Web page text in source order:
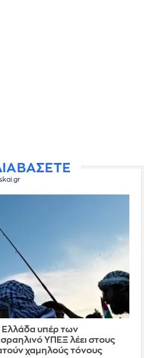
skai.gr
Ελλάδα υπέρ των
ΥΠΕΞ λέει στους
χαμηλούς τόνους